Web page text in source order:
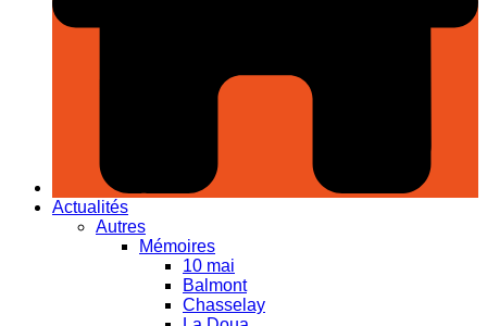
Actualités
Autres
Mémoires
10 mai
Balmont
Chasselay